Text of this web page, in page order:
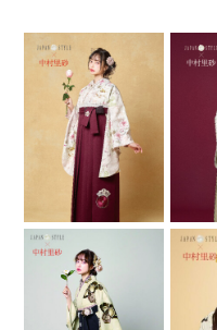
※お渡しは後日、撮影データ
＜アルバム作成をご希望の方
データだけではなくアルバム
アルバム台紙をご用意してお
ください。
※アルバム作成には別途料金